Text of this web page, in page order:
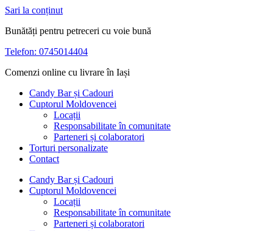
Sari la conținut
Bunătăți pentru petreceri cu voie bună
Telefon: 0745014404
Comenzi online cu livrare în Iași
Candy Bar și Cadouri
Cuptorul Moldovencei
Locații
Responsabilitate în comunitate
Parteneri și colaboratori
Torturi personalizate
Contact
Candy Bar și Cadouri
Cuptorul Moldovencei
Locații
Responsabilitate în comunitate
Parteneri și colaboratori